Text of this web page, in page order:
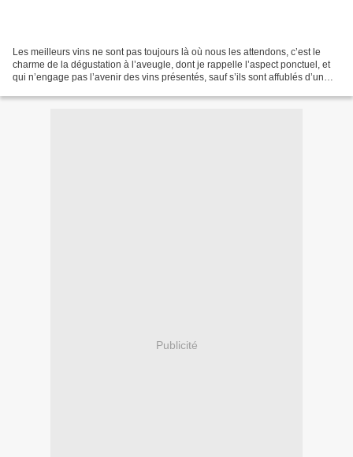
Les meilleurs vins ne sont pas toujours là où nous les attendons, c’est le
charme de la dégustation à l’aveugle, dont je rappelle l’aspect ponctuel, et
qui n’engage pas l’avenir des vins présentés, sauf s’ils sont affublés d’un
Publicité